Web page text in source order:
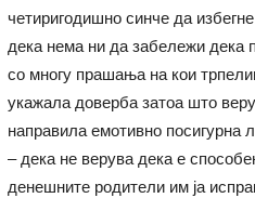
четиригодишно синче да
дека нема ни да забележи дека
со многу прашања на кои
укажала доверба затоа што
направила емотивно посигурна
– дека не верува дека е
денешните родители им ја